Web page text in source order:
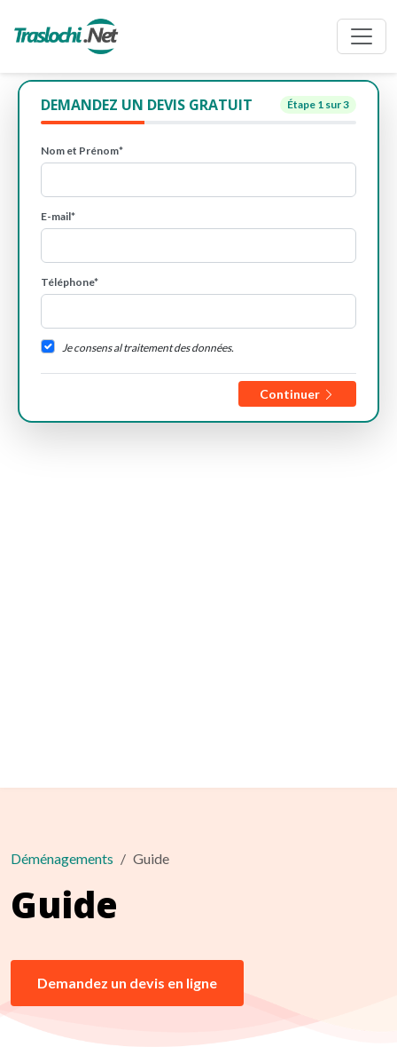
DEMANDEZ UN DEVIS GRATUIT Étape 1 sur 3
Nom et Prénom*
E-mail*
Téléphone*
Je consens al traitement des données.
Continuer
Déménagements Guide
Guide
Demandez un devis en ligne